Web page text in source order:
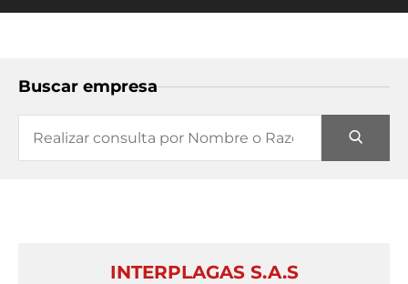
Buscar empresa
INTERPLAGAS S.A.S